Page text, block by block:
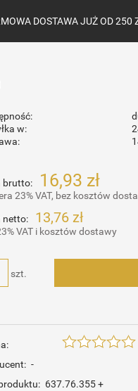
DOSTAWA JUŻ OD 250
w:
Cena nie zawiera
płatności
brutto: 16,93 zł
23% VAT, bez kosztów
netto: 13,76 zł
VAT i kosztów dostawy
szt.
-
637.76.355 +